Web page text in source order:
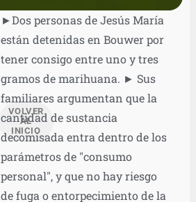
VOLVER
AL
INICIO
►Dos personas de Jesús María
están detenidas en Bouwer por
tener consigo entre uno y tres
gramos de marihuana. ► Sus
familiares argumentan que la
cantidad de sustancia
decomisada entra dentro de los
parámetros de "consumo
personal", y que no hay riesgo
de fuga o entorpecimiento de la